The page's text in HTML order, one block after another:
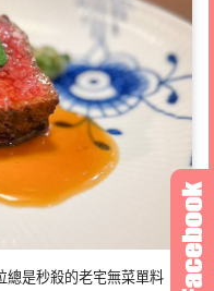
總是秒殺的老宅無菜單料